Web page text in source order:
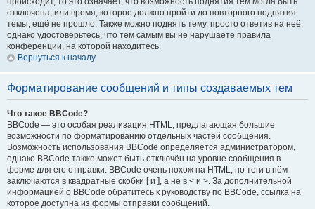
отключена, или время, которое должно пройти до повторного поднятия
темы, ещё не прошло. Также можно поднять тему, просто ответив на неё,
однако удостоверьтесь, что тем самым вы не нарушаете правила
конференции, на которой находитесь.
Вернуться к началу
Форматирование сообщений и типы создаваемых тем
Что такое BBCode?
BBCode — это особая реализация HTML, предлагающая большие
возможности по форматированию отдельных частей сообщения.
Возможность использования BBCode определяется администратором,
однако BBCode также может быть отключён на уровне сообщения в
форме для его отправки. BBCode очень похож на HTML, но теги в нём
заключаются в квадратные скобки [ и ], а не в < и >. За дополнительной
информацией о BBCode обратитесь к руководству по BBCode, ссылка на
которое доступна из формы отправки сообщений.